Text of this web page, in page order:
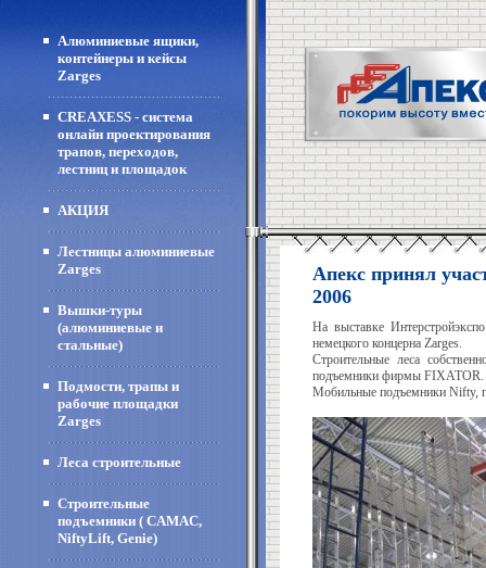
Алюминиевые ящики,
контейнеры и кейсы
Zarges
CREAXESS - система
онлайн проектирования
трапов, переходов,
лестниц и площадок
АКЦИЯ
Лестницы алюминиевые
Zarges
Вышки-туры
(алюминиевые и
стальные)
Подмости, трапы и
рабочие площадки
Zarges
Леса строительные
Строительные
подъемники ( CAMAC,
NiftyLift, Genie)
Апекс принял
2006
На выставке
немецкого концерна Zarges.
Строительные леса
подъемники фирмы FIXATOR.
Мобильные подъемники Nifty,